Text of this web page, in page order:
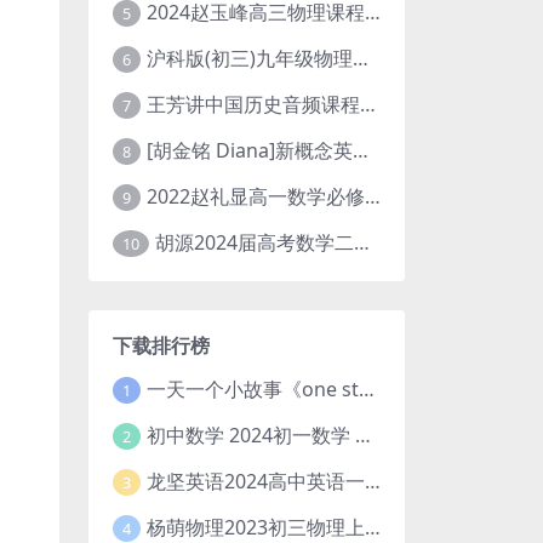
5 2024赵玉峰高三物理课程24年高考物理一轮复习网课教程
6 沪科版(初三)九年级物理全一册网课教学视频全集(录播版 杜春雨 66讲)
7 王芳讲中国历史音频课程全集(上下五千年)
8 [胡金铭 Diana]新概念英语第1册教学视频课程(全集 百度网盘下载)
9 2022赵礼显高一数学必修一课程视频资源(秋季班 含讲义)百度网盘云
10 胡源2024届高考数学二轮寒假春季精讲 百度网盘分享
下载排行榜
1 一天一个小故事《one story a day》初中版 百度网盘分享下载
2 初中数学 2024初一数学 朱韬数学 S班春季下 A+班春季下 百度云网盘
3 龙坚英语2024高中英语一轮系统班(全国卷+北京卷)
4 杨萌物理2023初三物理上秋季A+班(视频+讲义) 百度网盘分享